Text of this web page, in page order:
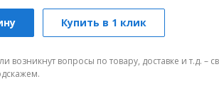
Купить в 1 клик
возникнут вопросы по товару, доставке и т.д. –